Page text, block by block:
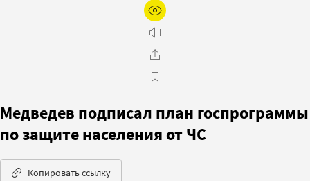
Медведев подписал план госпрограммы
по защите населения от ЧС
Копировать ссылку